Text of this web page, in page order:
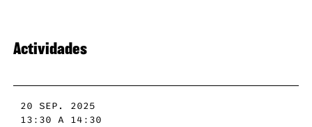
Actividades
20 SEP. 2025
13:30 A 14:30